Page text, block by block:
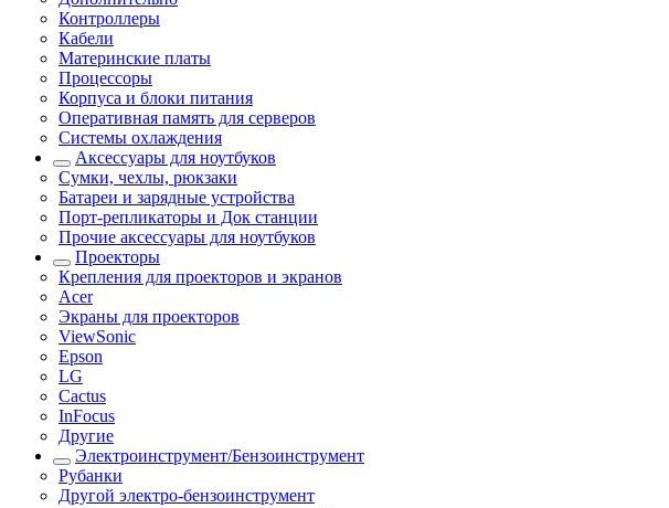
Контроллеры
Кабели
Материнские платы
Процессоры
Корпуса и блоки питания
Оперативная память для серверов
Системы охлаждения
Аксессуары для ноутбуков
Сумки, чехлы, рюкзаки
Батареи и зарядные устройства
Порт-репликаторы и Док станции
Прочие аксессуары для ноутбуков
Проекторы
Крепления для проекторов и экранов
Acer
Экраны для проекторов
ViewSonic
Epson
LG
Cactus
InFocus
Другие
Электроинструмент/Бензоинструмент
Рубанки
Другой электро-бензоинструмент